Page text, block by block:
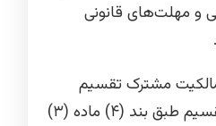
و مهلت‌های قانونی
مشترک تقسیم
شود، هزینه ثبت این تقسیم طبق بند (۴) ماده (۳)